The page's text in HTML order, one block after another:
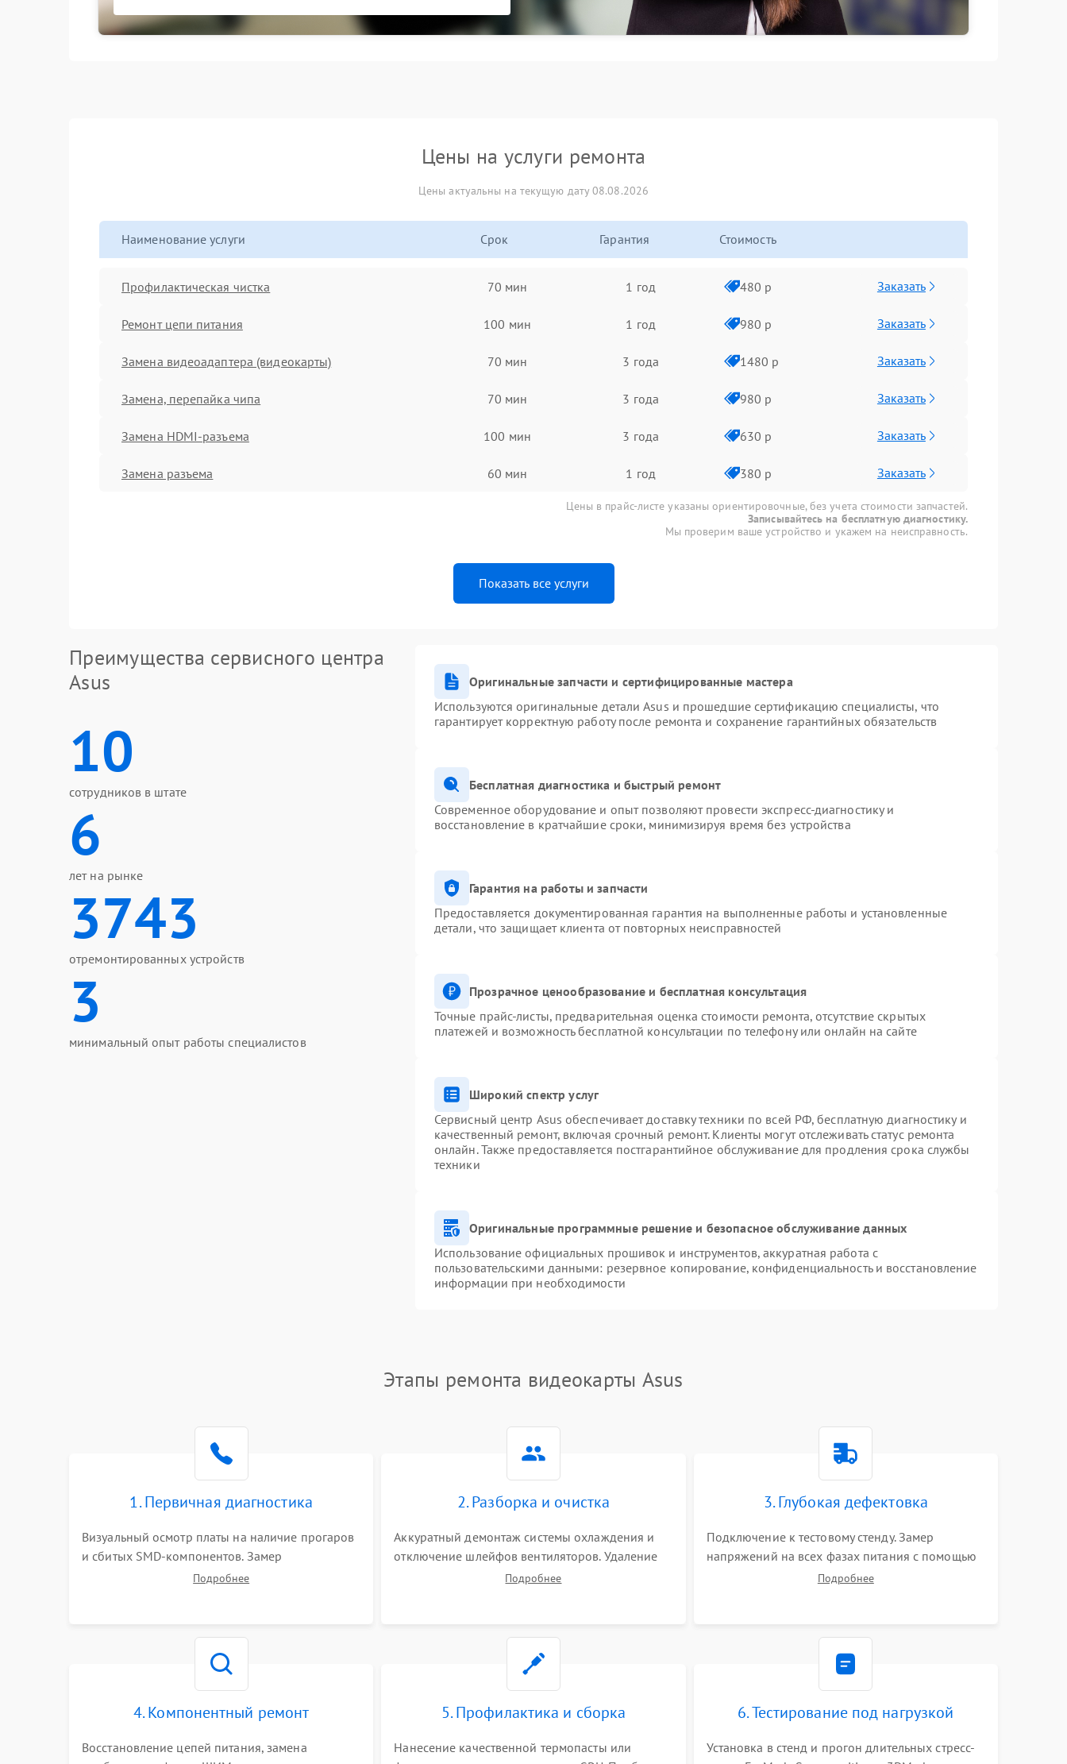
Цены на услуги ремонта
Цены актуальны на текущую дату 08.08.2026
Наименование услуги Срок Гарантия Стоимость
Профилактическая чистка 70 мин 1 год 480 р Заказать
Ремонт цепи питания 100 мин 1 год 980 р Заказать
Замена видеоадаптера (видеокарты) 70 мин 3 года 1480 р Заказать
Замена, перепайка чипа 70 мин 3 года 980 р Заказать
Замена HDMI-разъема 100 мин 3 года 630 р Заказать
Замена разъема 60 мин 1 год 380 р Заказать
Цены в прайс-листе указаны ориентировочные, без учета стоимости запчастей.
Записывайтесь на бесплатную диагностику.
Мы проверим ваше устройство и укажем на неисправность.
Показать все услуги
Преимущества сервисного центра
Asus
10
сотрудников в штате
6
лет на рынке
3743
отремонтированных устройств
3
минимальный опыт работы специалистов
Оригинальные запчасти и сертифицированные мастера
Используются оригинальные детали Asus и прошедшие сертификацию специалисты, что
гарантирует корректную работу после ремонта и сохранение гарантийных обязательств
Бесплатная диагностика и быстрый ремонт
Современное оборудование и опыт позволяют провести экспресс-диагностику и
восстановление в кратчайшие сроки, минимизируя время без устройства
Гарантия на работы и запчасти
Предоставляется документированная гарантия на выполненные работы и установленные
детали, что защищает клиента от повторных неисправностей
Прозрачное ценообразование и бесплатная консультация
Точные прайс-листы, предварительная оценка стоимости ремонта, отсутствие скрытых
платежей и возможность бесплатной консультации по телефону или онлайн на сайте
Широкий спектр услуг
Сервисный центр Asus обеспечивает доставку техники по всей РФ, бесплатную диагностику и
качественный ремонт, включая срочный ремонт. Клиенты могут отслеживать статус ремонта
онлайн. Также предоставляется постгарантийное обслуживание для продления срока службы
техники
Оригинальные программные решение и безопасное обслуживание данных
Использование официальных прошивок и инструментов, аккуратная работа с
пользовательскими данными: резервное копирование, конфиденциальность и восстановление
информации при необходимости
Этапы ремонта видеокарты Asus
1. Первичная диагностика
Визуальный осмотр платы на наличие прогаров
и сбитых SMD-компонентов. Замер
сопротивлений на линиях питания PCI-E и
Подробнее
2. Разборка и очистка
Аккуратный демонтаж системы охлаждения и
отключение шлейфов вентиляторов. Удаление
старой термопасты с кристалла графического
Подробнее
3. Глубокая дефектовка
Подключение к тестовому стенду. Замер
напряжений на всех фазах питания с помощью
осциллографа. Проверка инициализации.
Подробнее
4. Компонентный ремонт
Восстановление цепей питания, замена
5. Профилактика и сборка
Нанесение качественной термопасты или
6. Тестирование под нагрузкой
Установка в стенд и прогон длительных стресс-